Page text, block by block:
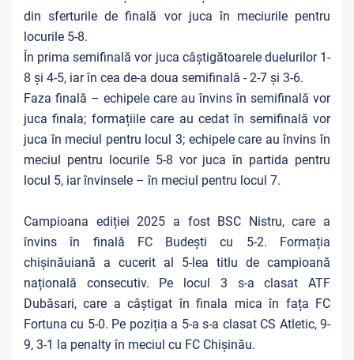
din sferturile de finală vor juca în meciurile pentru
locurile 5-8.
În prima semifinală vor juca câștigătoarele duelurilor 1-
8 și 4-5, iar în cea de-a doua semifinală - 2-7 și 3-6.
Faza finală – echipele care au învins în semifinală vor
juca finala; formațiile care au cedat în semifinală vor
juca în meciul pentru locul 3; echipele care au învins în
meciul pentru locurile 5-8 vor juca în partida pentru
locul 5, iar învinsele – în meciul pentru locul 7.
Campioana ediției 2025 a fost BSC Nistru, care a
învins în finală FC Budești cu 5-2. Formația
chișinăuiană a cucerit al 5-lea titlu de campioană
națională consecutiv. Pe locul 3 s-a clasat ATF
Dubăsari, care a câștigat în finala mica în fața FC
Fortuna cu 5-0. Pe poziția a 5-a s-a clasat CS Atletic, 9-
9, 3-1 la penalty în meciul cu FC Chișinău.